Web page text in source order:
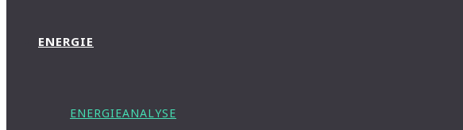
ENERGIE
ENERGIEANALYSE